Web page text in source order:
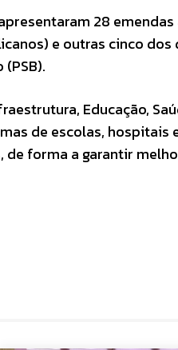
28 emendas
e outras cinco
Educação,
de escolas, hospitais
forma a garantir